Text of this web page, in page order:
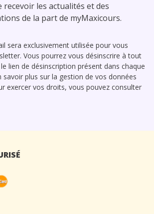
recevoir les actualités et des
de la part de myMaxicours.
sera exclusivement utilisée pour vous
Vous pourrez vous désinscrire à tout
lien de désinscription présent dans chaque
savoir plus sur la gestion de vos données
exercer vos droits, vous pouvez consulter